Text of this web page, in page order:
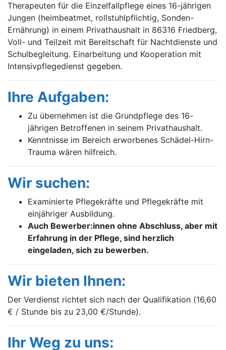
Therapeuten für die Einzelfallpflege eines 16-jährigen
Jungen (heimbeatmet, rollstuhlpflichtig, Sonden-
Ernährung) in einem Privathaushalt in 86316 Friedberg,
Voll- und Teilzeit mit Bereitschaft für Nachtdienste und
Schulbegleitung. Einarbeitung und Kooperation mit
Intensivpflegedienst gegeben.
Ihre Aufgaben:
Zu übernehmen ist die Grundpflege des 16-
jährigen Betroffenen in seinem Privathaushalt.
Kenntnisse im Bereich erworbenes Schädel-Hirn-
Trauma wären hilfreich.
Wir suchen:
Examinierte Pflegekräfte und Pflegekräfte mit
einjähriger Ausbildung.
Auch Bewerber:innen ohne Abschluss, aber mit
Erfahrung in der Pflege, sind herzlich
eingeladen, sich zu bewerben.
Wir bieten Ihnen:
Der Verdienst richtet sich nach der Qualifikation (16,60
€ / Stunde bis zu 23,00 €/Stunde).
Ihr Weg zu uns: